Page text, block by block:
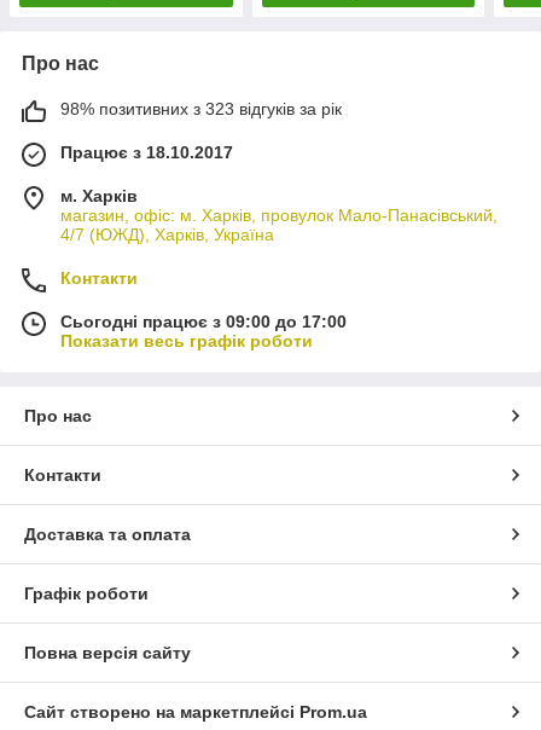
Про нас
98% позитивних з 323 відгуків за рік
Працює з 18.10.2017
м. Харків
магазин, офіс: м. Харків, провулок Мало-Панасівський,
4/7 (ЮЖД), Харків, Україна
Контакти
Сьогодні працює з 09:00 до 17:00
Показати весь графік роботи
Про нас
Контакти
Доставка та оплата
Графік роботи
Повна версія сайту
Сайт створено на маркетплейсі Prom.ua